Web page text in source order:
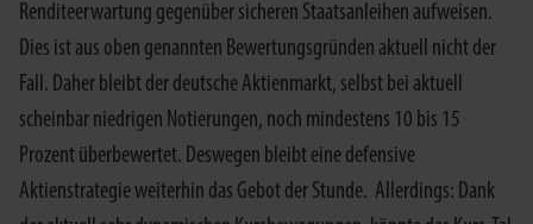
Renditeerwartung gegenüber sicheren Staatsanleihen aufweisen.
Dies ist aus oben genannten Bewertungsgründen aktuell nicht der
Fall. Daher bleibt der deutsche Aktienmarkt, selbst bei aktuell
scheinbar niedrigen Notierungen, noch mindestens 10 bis 15
Prozent überbewertet. Deswegen bleibt eine defensive
Aktienstrategie weiterhin das Gebot der Stunde. Allerdings: Dank